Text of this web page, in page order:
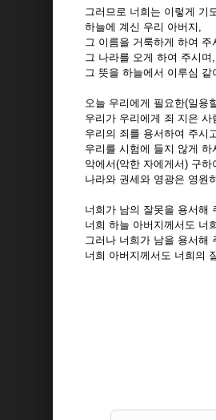
그러므로 너희는 이렇게 기
하늘에 계신 우리 아버지,
그 이름을 거룩하게 하여 주
그 나라를 오게 하여 주시며,
그 뜻을 하늘에서 이루심
오늘 우리에게 필요한(일용
우리가 우리에게 죄 지은
우리의 죄를 용서하여 주시
우리를 시험에 들지 않게
악에서(악한 자에게서) 구하
나라와 권세와 영광은 영
너희가 남의 잘못을 용서해
너희 하늘 아버지께서도 너
그러나 너희가 남을 용서해
너희 아버지께서도 너희의